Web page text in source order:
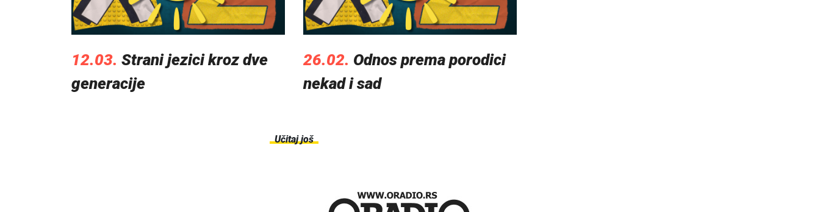
12.03. Strani jezici kroz dve
generacije
26.02. Odnos prema porodici
nekad i sad
Učitaj još